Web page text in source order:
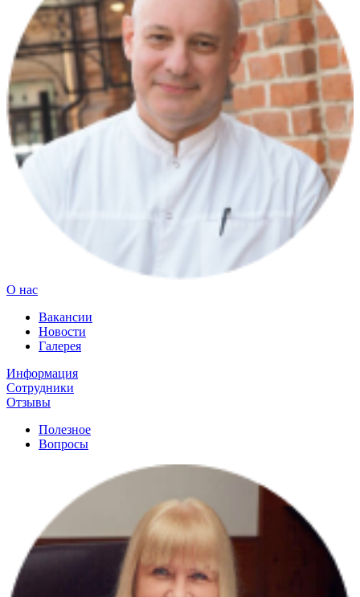
О нас
Вакансии
Новости
Галерея
Информация
Сотрудники
Отзывы
Полезное
Вопросы